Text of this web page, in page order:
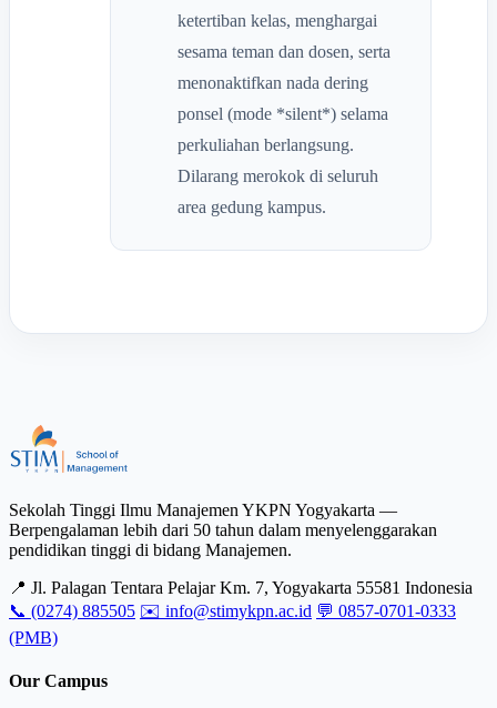
ketertiban kelas, menghargai
sesama teman dan dosen, serta
menonaktifkan nada dering
ponsel (mode *silent*) selama
perkuliahan berlangsung.
Dilarang merokok di seluruh
area gedung kampus.
Sekolah Tinggi Ilmu Manajemen YKPN Yogyakarta —
Berpengalaman lebih dari 50 tahun dalam menyelenggarakan
pendidikan tinggi di bidang Manajemen.
📍 Jl. Palagan Tentara Pelajar Km. 7, Yogyakarta 55581 Indonesia
📞 (0274) 885505 ✉️ info@stimykpn.ac.id 💬 0857-0701-0333
(PMB)
Our Campus